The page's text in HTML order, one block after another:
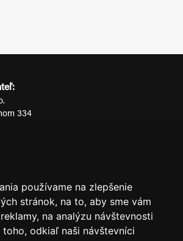
používame na zlepšenie
stránok, na to, aby sme vám
na analýzu návštevnosti
odkiaľ naši návštevníci
334